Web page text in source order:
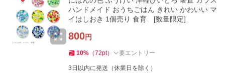
ハンドメイド おうちごはん きれい かわいい マ
イはしおき 1個売り 食育 [数量限定]
800円
10% （72pt） 要エントリー
3日以内に発送（休業日を除く）